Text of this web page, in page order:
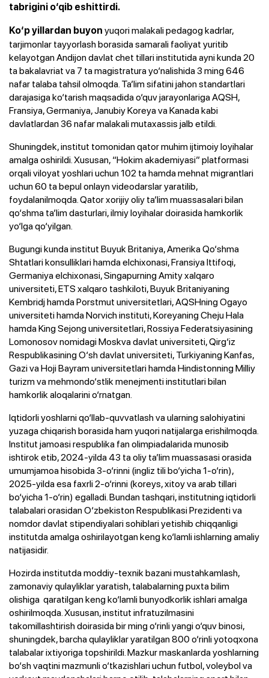
tabrigini o‘qib eshittirdi.
Ko‘p yillardan buyon yuqori malakali pedagog kadrlar,
tarjimonlar tayyorlash borasida samarali faoliyat yuritib
kelayotgan Andijon davlat chet tillari institutida ayni kunda 20
ta bakalavriat va 7 ta magistratura yo‘nalishida 3 ming 646
nafar talaba tahsil olmoqda. Ta’lim sifatini jahon standartlari
darajasiga ko‘tarish maqsadida o‘quv jarayonlariga AQSH,
Fransiya, Germaniya, Janubiy Koreya va Kanada kabi
davlatlardan 36 nafar malakali mutaxassis jalb etildi.
Shuningdek, institut tomonidan qator muhim ijtimoiy loyihalar
amalga oshirildi. Xususan, “Hokim akademiyasi” platformasi
orqali viloyat yoshlari uchun 102 ta hamda mehnat migrantlari
uchun 60 ta bepul onlayn videodarslar yaratilib,
foydalanilmoqda. Qator xorijiy oliy ta’lim muassasalari bilan
qo‘shma ta’lim dasturlari, ilmiy loyihalar doirasida hamkorlik
yo‘lga qo‘yilgan.
Bugungi kunda institut Buyuk Britaniya, Amerika Qo‘shma
Shtatlari konsulliklari hamda elchixonasi, Fransiya Ittifoqi,
Germaniya elchixonasi, Singapurning Amity xalqaro
universiteti, ETS xalqaro tashkiloti, Buyuk Britaniyaning
Kembridj hamda Porstmut universitetlari, AQSHning Ogayo
universiteti hamda Norvich instituti, Koreyaning Cheju Hala
hamda King Sejong universitetlari, Rossiya Federatsiyasining
Lomonosov nomidagi Moskva davlat universiteti, Qirg‘iz
Respublikasining O‘sh davlat universiteti, Turkiyaning Kanfas,
Gazi va Hoji Bayram universitetlari hamda Hindistonning Milliy
turizm va mehmondo‘stlik menejmenti institutlari bilan
hamkorlik aloqalarini o‘rnatgan.
Iqtidorli yoshlarni qo‘llab-quvvatlash va ularning salohiyatini
yuzaga chiqarish borasida ham yuqori natijalarga erishilmoqda.
Institut jamoasi respublika fan olimpiadalarida munosib
ishtirok etib, 2024-yilda 43 ta oliy ta’lim muassasasi orasida
umumjamoa hisobida 3-o‘rinni (ingliz tili bo‘yicha 1-o‘rin),
2025-yilda esa faxrli 2-o‘rinni (koreys, xitoy va arab tillari
bo‘yicha 1-o‘rin) egalladi. Bundan tashqari, institutning iqtidorli
talabalari orasidan O‘zbekiston Respublikasi Prezidenti va
nomdor davlat stipendiyalari sohiblari yetishib chiqqanligi
institutda amalga oshirilayotgan keng ko‘lamli ishlarning amaliy
natijasidir.
Hozirda institutda moddiy-texnik bazani mustahkamlash,
zamonaviy qulayliklar yaratish, talabalarning puxta bilim
olishiga qaratilgan keng ko‘lamli bunyodkorlik ishlari amalga
oshirilmoqda. Xususan, institut infratuzilmasini
takomillashtirish doirasida bir ming o‘rinli yangi o‘quv binosi,
shuningdek, barcha qulayliklar yaratilgan 800 o‘rinli yotoqxona
talabalar ixtiyoriga topshirildi. Mazkur maskanlarda yoshlarning
bo‘sh vaqtini mazmunli o‘tkazishlari uchun futbol, voleybol va